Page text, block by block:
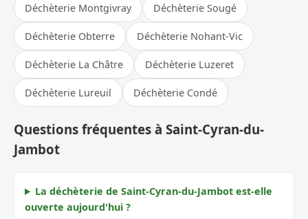
Déchèterie Montgivray Déchèterie Sougé
Déchèterie Obterre Déchèterie Nohant-Vic
Déchèterie La Châtre Déchèterie Luzeret
Déchèterie Lureuil Déchèterie Condé
Questions fréquentes à Saint-Cyran-du-
Jambot
La déchèterie de Saint-Cyran-du-Jambot est-elle
ouverte aujourd'hui ?